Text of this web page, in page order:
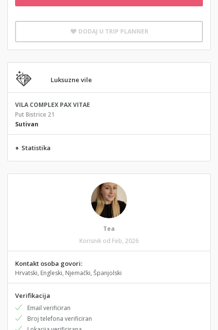
DODAJ U TRIP PLANNER
Luksuzne vile
VILA COMPLEX PAX VITAE
Put Bistrice 21
Sutivan
+ Statistika
Tea
Korisnik od Feb, 2026
Kontakt osoba govori:
Hrvatski, Engleski, Njemački, Španjolski
Verifikacija
Email verificiran
Broj telefona verificiran